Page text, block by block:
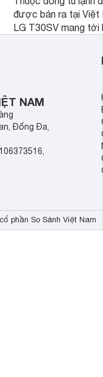
được bán ra tại Việt
LG T30SV mang tới
mức giá bán dễ
nhiều khách hàng
NAM
Đống Đa,
phần So Sánh Việt Nam